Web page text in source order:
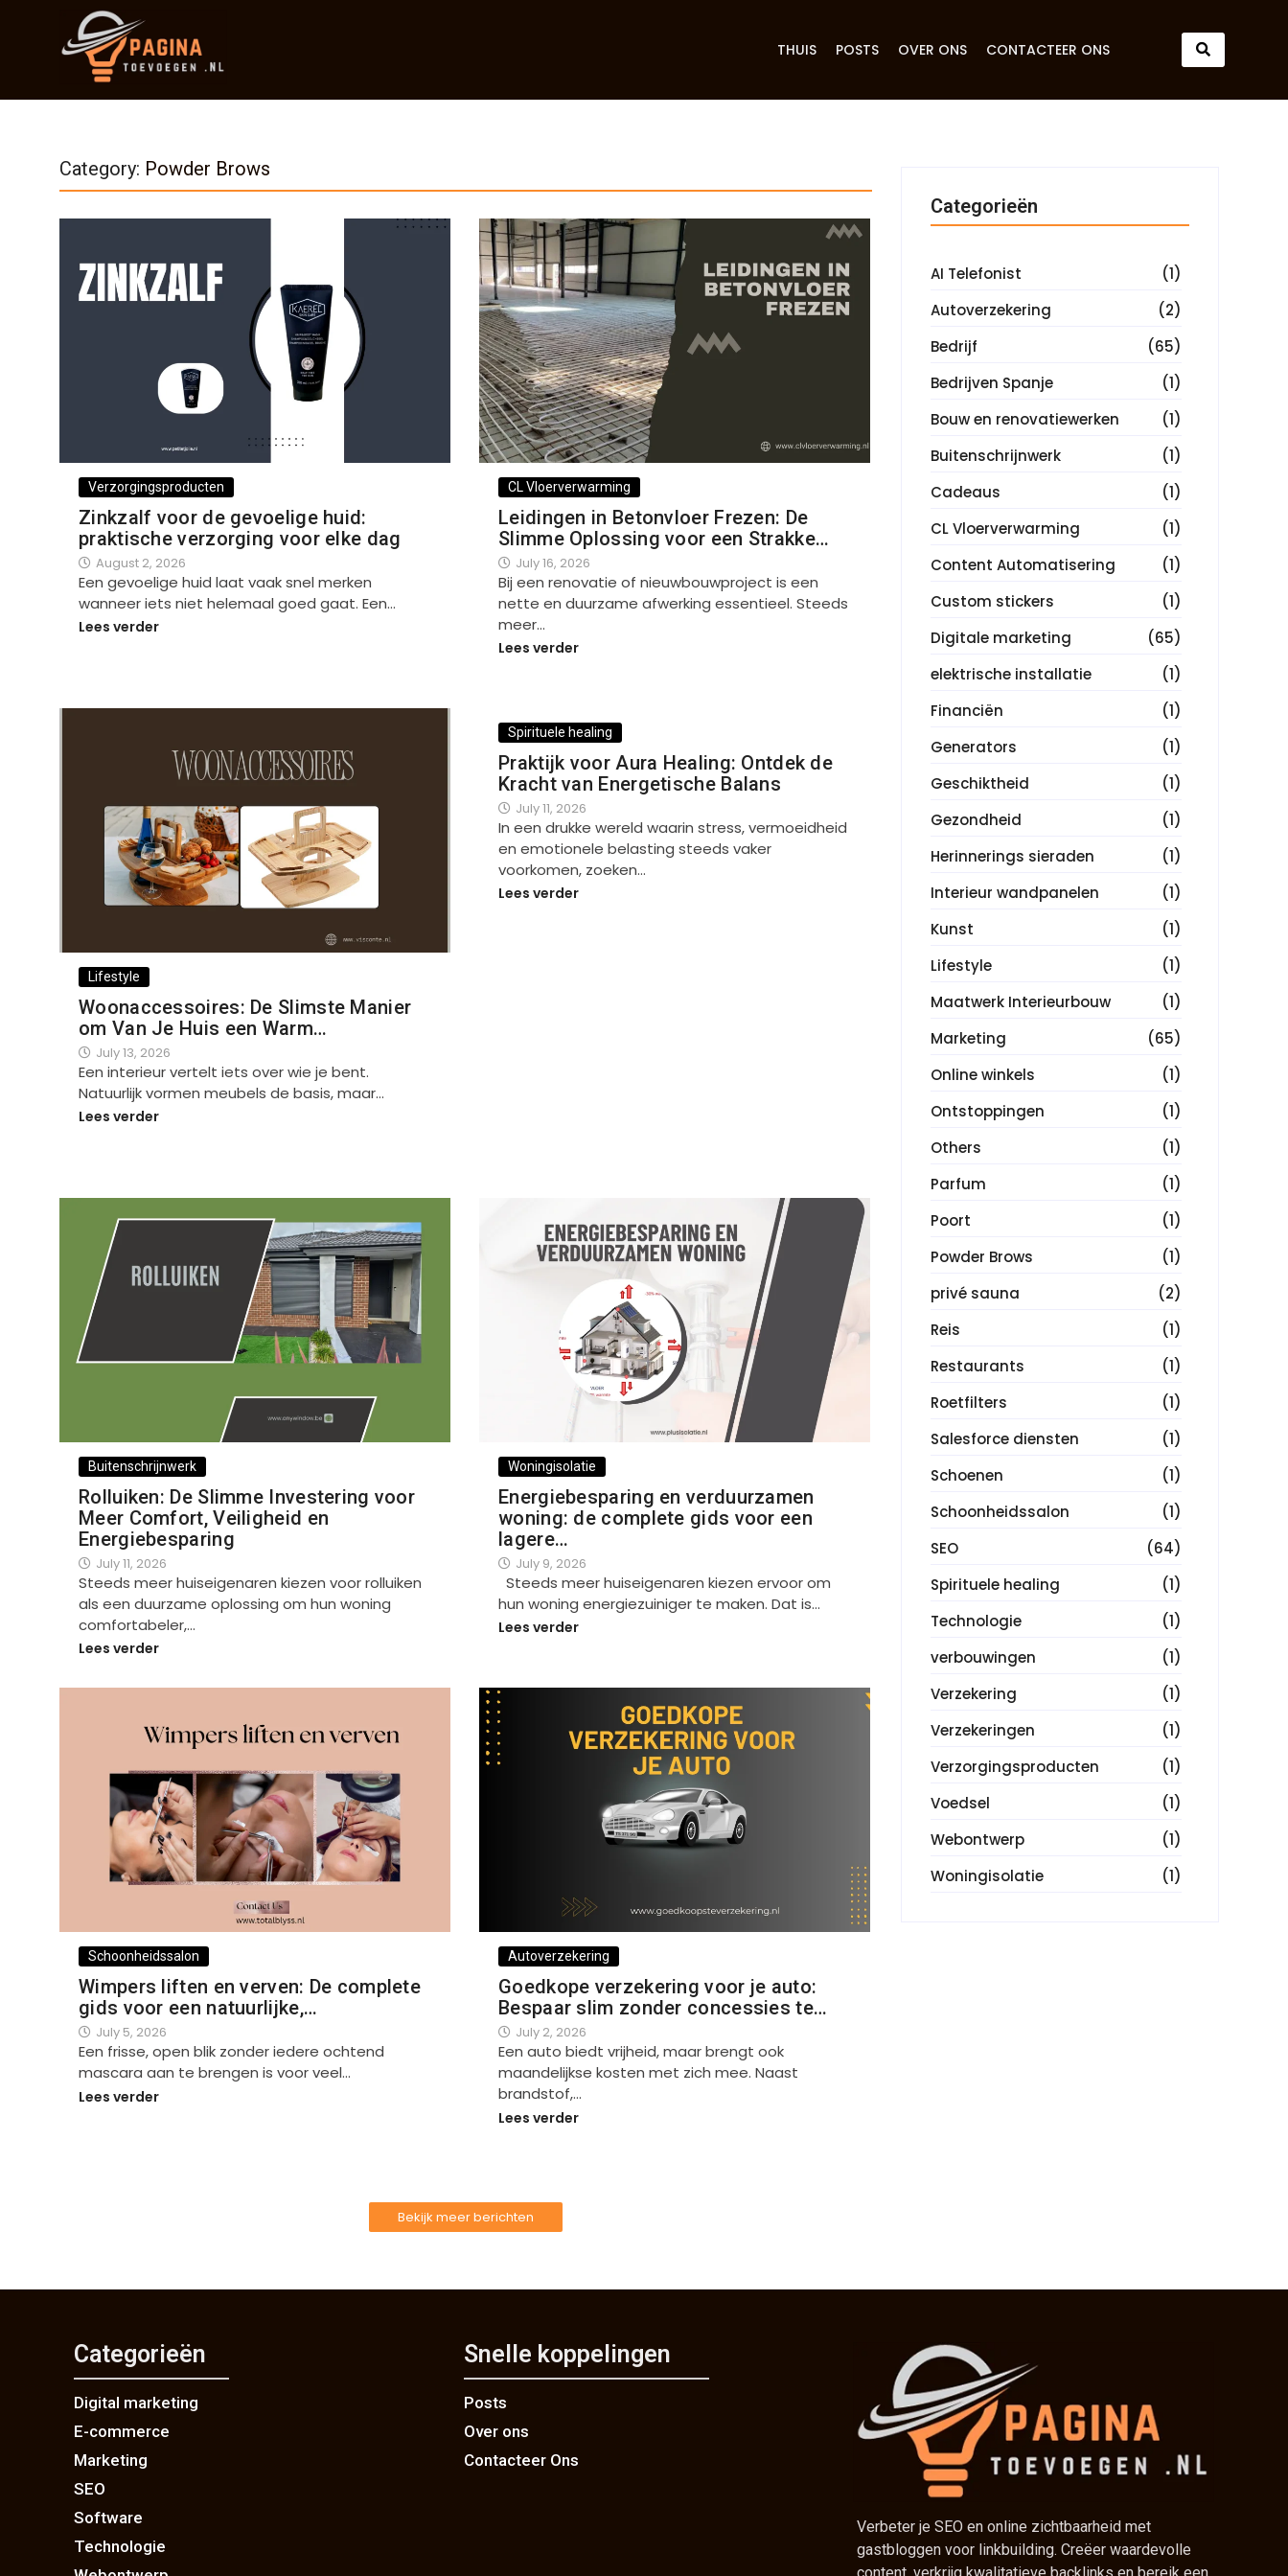
THUIS POSTS OVER ONS CONTACTEER ONS
Category: Powder Brows
Verzorgingsproducten
Zinkzalf voor de gevoelige huid:
praktische verzorging voor elke dag
August 2, 2026
Een gevoelige huid laat vaak snel merken
wanneer iets niet helemaal goed gaat. Een…
Lees verder
CL Vloerverwarming
Leidingen in Betonvloer Frezen: De
Slimme Oplossing voor een Strakke…
July 16, 2026
Bij een renovatie of nieuwbouwproject is een
nette en duurzame afwerking essentieel. Steeds
meer…
Lees verder
Lifestyle
Woonaccessoires: De Slimste Manier
om Van Je Huis een Warm…
July 13, 2026
Een interieur vertelt iets over wie je bent.
Natuurlijk vormen meubels de basis, maar…
Lees verder
Spirituele healing
Praktijk voor Aura Healing: Ontdek de
Kracht van Energetische Balans
July 11, 2026
In een drukke wereld waarin stress, vermoeidheid
en emotionele belasting steeds vaker
voorkomen, zoeken…
Lees verder
Buitenschrijnwerk
Rolluiken: De Slimme Investering voor
Meer Comfort, Veiligheid en
Energiebesparing
July 11, 2026
Steeds meer huiseigenaren kiezen voor rolluiken
als een duurzame oplossing om hun woning
comfortabeler,…
Lees verder
Woningisolatie
Energiebesparing en verduurzamen
woning: de complete gids voor een
lagere…
July 9, 2026
Steeds meer huiseigenaren kiezen ervoor om
hun woning energiezuiniger te maken. Dat is…
Lees verder
Schoonheidssalon
Wimpers liften en verven: De complete
gids voor een natuurlijke,…
July 5, 2026
Een frisse, open blik zonder iedere ochtend
mascara aan te brengen is voor veel…
Lees verder
Autoverzekering
Goedkope verzekering voor je auto:
Bespaar slim zonder concessies te…
July 2, 2026
Een auto biedt vrijheid, maar brengt ook
maandelijkse kosten met zich mee. Naast
brandstof,…
Lees verder
Bekijk meer berichten
Categorieën
AI Telefonist
(1)
Autoverzekering
(2)
Bedrijf
(65)
Bedrijven Spanje
(1)
Bouw en renovatiewerken
(1)
Buitenschrijnwerk
(1)
Cadeaus
(1)
CL Vloerverwarming
(1)
Content Automatisering
(1)
Custom stickers
(1)
Digitale marketing
(65)
elektrische installatie
(1)
Financiën
(1)
Generators
(1)
Geschiktheid
(1)
Gezondheid
(1)
Herinnerings sieraden
(1)
Interieur wandpanelen
(1)
Kunst
(1)
Lifestyle
(1)
Maatwerk Interieurbouw
(1)
Marketing
(65)
Online winkels
(1)
Ontstoppingen
(1)
Others
(1)
Parfum
(1)
Poort
(1)
Powder Brows
(1)
privé sauna
(2)
Reis
(1)
Restaurants
(1)
Roetfilters
(1)
Salesforce diensten
(1)
Schoenen
(1)
Schoonheidssalon
(1)
SEO
(64)
Spirituele healing
(1)
Technologie
(1)
verbouwingen
(1)
Verzekering
(1)
Verzekeringen
(1)
Verzorgingsproducten
(1)
Voedsel
(1)
Webontwerp
(1)
Woningisolatie
(1)
Categorieën
Digital marketing
E-commerce
Marketing
SEO
Software
Technologie
Snelle koppelingen
Posts
Over ons
Contacteer Ons
Verbeter je SEO en online zichtbaarheid met
gastbloggen voor linkbuilding. Creëer waardevolle